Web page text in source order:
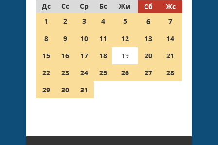
Дс
Сс Ср Бс Жм Сб
Жс
1
2 3 4 5 6
7
8
9 10 11 12 13
14
15
16 17 18 19 20
21
22
23 24 25 26 27
28
29
30 31